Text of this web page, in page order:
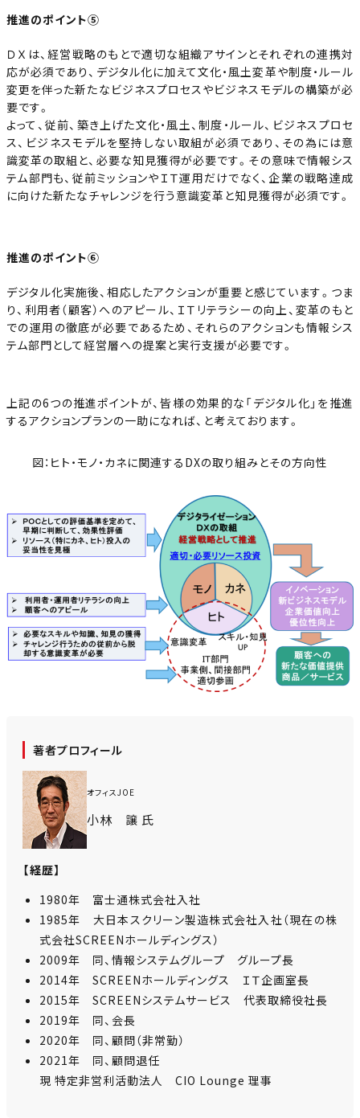
推進のポイント⑤
ＤＸは、経営戦略のもとで適切な組織アサインとそれぞれの連携対
応が必須であり、デジタル化に加えて文化・風土変革や制度・ルール
変更を伴った新たなビジネスプロセスやビジネスモデルの構築が必
要です。
よって、従前、築き上げた文化・風土、制度・ルール、ビジネスプロセ
ス、ビジネスモデルを堅持しない取組が必須であり、その為には意
識変革の取組と、必要な知見獲得が必要です。その意味で情報シス
テム部門も、従前ミッションやＩＴ運用だけでなく、企業の戦略達成
に向けた新たなチャレンジを行う意識変革と知見獲得が必須です。
推進のポイント⑥
デジタル化実施後、相応したアクションが重要と感じています。つま
り、利用者（顧客）へのアピール、ＩＴリテラシーの向上、変革のもと
での運用の徹底が必要であるため、それらのアクションも情報シス
テム部門として経営層への提案と実行支援が必要です。
上記の6つの推進ポイントが、皆様の効果的な「デジタル化」を推進
するアクションプランの一助になれば、と考えております。
図：ヒト・モノ・カネに関連するDXの取り組みとその方向性
著者プロフィール
オフィスJOE
小林 譲 氏
【経歴】
1980年 富士通株式会社入社
1985年 大日本スクリーン製造株式会社入社（現在の株
式会社SCREENホールディングス）
2009年 同、情報システムグループ グループ長
2014年 SCREENホールディングス ＩＴ企画室長
2015年 SCREENシステムサービス 代表取締役社長
2019年 同、会長
2020年 同、顧問（非常勤）
2021年 同、顧問退任
現 特定非営利活動法人 CIO Lounge 理事